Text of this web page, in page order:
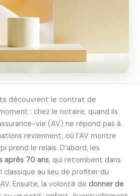
découvrent le contrat de
: chez le notaire, quand ils
vie (AV) ne répond pas à
reviennent, où l’AV montre
prend le relais. D’abord, les
après 70 ans, qui retombent dans
classique au lieu de profiter du
Ensuite, la volonté dedonner de